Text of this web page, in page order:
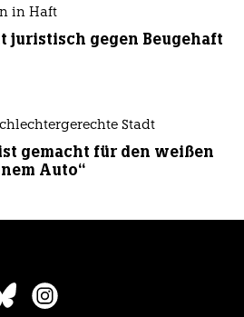
in Haft
juristisch gegen Beugehaft
Stadt
gemacht für den weißen
Auto“